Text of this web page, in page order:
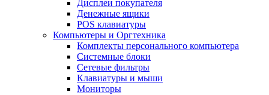
Дисплеи покупателя
Денежные ящики
POS клавиатуры
Компьютеры и Оргтехника
Комплекты персонального компьютера
Системные блоки
Сетевые фильтры
Клавиатуры и мыши
Мониторы